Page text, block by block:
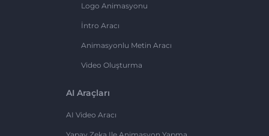
Logo Animasyonu
İntro Aracı
Animasyonlu Metin Aracı
Video Oluşturma
AI Araçları
AI Video Aracı
Yapay Zeka Ile Animasyon Yapma